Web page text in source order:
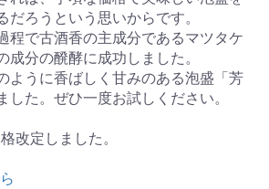
だろうという思いからです。
程で古酒香の主成分であるマツタケ
成分の醗酵に成功しました。
ように香ばしく甘みのある泡盛「芳
した。ぜひ一度お試しください。
改定しました。